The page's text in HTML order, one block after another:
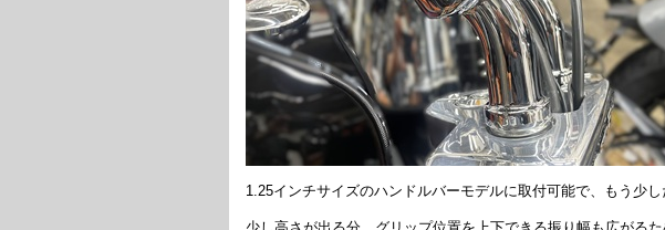
1.25インチサイズのハンドルバーモデルに取付可能で、もう少